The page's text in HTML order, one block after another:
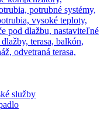
potrubné systémy,
vysoké teploty,
pod dlažbu, nastaviteľné
terasa, balkón,
odvetraná terasa,
služby